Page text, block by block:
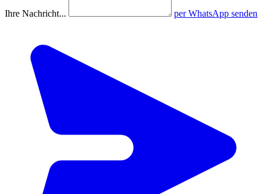
Ihre Nachricht... per WhatsApp senden